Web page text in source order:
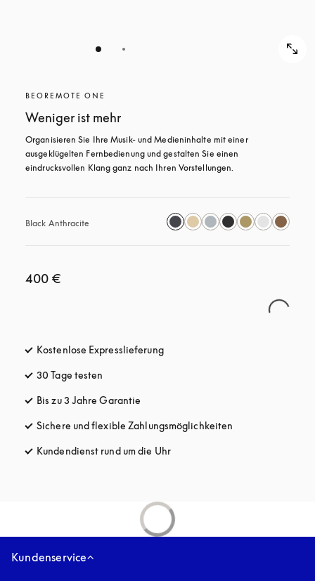
BEOREMOTE ONE
Weniger ist mehr
Organisieren Sie Ihre Musik- und Medieninhalte mit einer
ausgeklügelten Fernbedienung und gestalten Sie einen
eindrucksvollen Klang ganz nach Ihren Vorstellungen.
Black Anthracite
400 €
Kostenlose Expresslieferungöffnet sich in einem neuen Tab
30 Tage testen
Bis zu 3 Jahre Garantie
Sichere und flexible Zahlungsmöglichkeiten
Kundendienst rund um die Uhröffnet sich in einem neuen Tab
Kundenservice